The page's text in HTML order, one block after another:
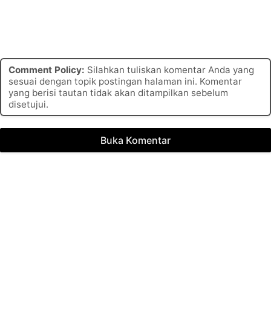
Comment Policy: Silahkan tuliskan komentar Anda yang
sesuai dengan topik postingan halaman ini. Komentar
yang berisi tautan tidak akan ditampilkan sebelum
disetujui.
Buka Komentar